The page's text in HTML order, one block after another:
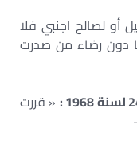
أو لصالح اجنبي فلا
دون رضاء من صدرت
« قررت